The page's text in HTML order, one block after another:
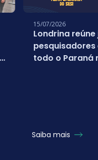
15/07/2026
Londrina
pesquisadores
todo o Paraná
Saiba mais